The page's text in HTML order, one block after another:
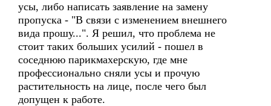
усы, либо написать заявление на замену
пропуска - "В связи с изменением внешнего
вида прошу...". Я решил, что проблема не
стоит таких больших усилий - пошел в
соседнюю парикмахерскую, где мне
профессионально сняли усы и прочую
растительность на лице, после чего был
допущен к работе.